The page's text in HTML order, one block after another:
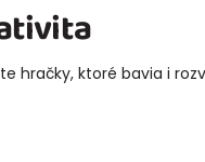
hračky, ktoré bavia i